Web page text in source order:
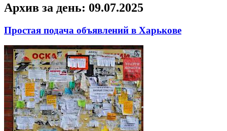
Архив за день: 09.07.2025
Простая подача объявлений в Харькове